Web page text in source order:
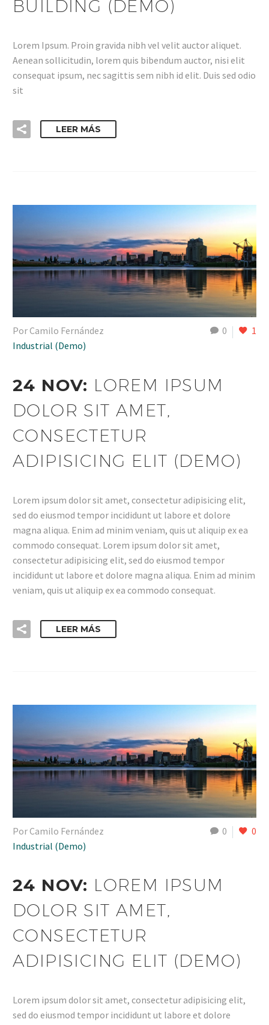
BUILDING (DEMO)
Lorem Ipsum. Proin gravida nibh vel velit auctor aliquet.
Aenean sollicitudin, lorem quis bibendum auctor, nisi elit
consequat ipsum, nec sagittis sem nibh id elit. Duis sed odio
sit
LEER MÁS
0 1
Por Camilo Fernández
Industrial (Demo)
24 NOV: LOREM IPSUM
DOLOR SIT AMET,
CONSECTETUR
ADIPISICING ELIT (DEMO)
Lorem ipsum dolor sit amet, consectetur adipisicing elit,
sed do eiusmod tempor incididunt ut labore et dolore
magna aliqua. Enim ad minim veniam, quis ut aliquip ex ea
commodo consequat. Lorem ipsum dolor sit amet,
consectetur adipisicing elit, sed do eiusmod tempor
incididunt ut labore et dolore magna aliqua. Enim ad minim
veniam, quis ut aliquip ex ea commodo consequat.
LEER MÁS
0 0
Por Camilo Fernández
Industrial (Demo)
24 NOV: LOREM IPSUM
DOLOR SIT AMET,
CONSECTETUR
ADIPISICING ELIT (DEMO)
Lorem ipsum dolor sit amet, consectetur adipisicing elit,
sed do eiusmod tempor incididunt ut labore et dolore